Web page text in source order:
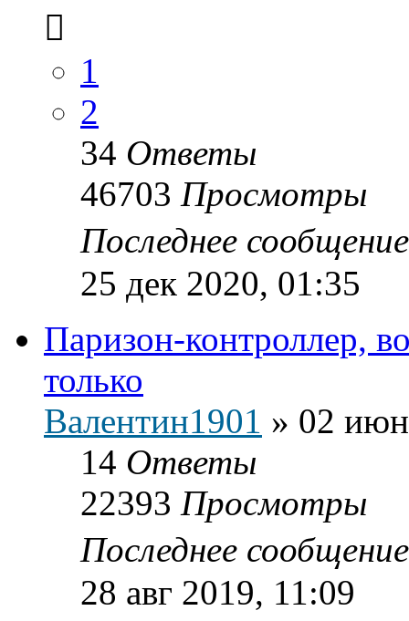
1
2
34 Ответы
46703 Просмотры
Последнее
25 дек 2020, 01:35
Паризон-контроллер,
только
Валентин1901 » 02
14 Ответы
22393 Просмотры
Последнее
28 авг 2019, 11:09